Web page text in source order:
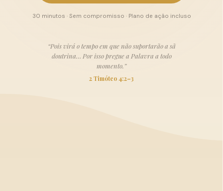
30 minutos · Sem compromisso · Plano de ação incluso
“Pois virá o tempo em que não suportarão a sã
doutrina… Por isso pregue a Palavra a todo
momento.”
2 Timóteo 4:2–3